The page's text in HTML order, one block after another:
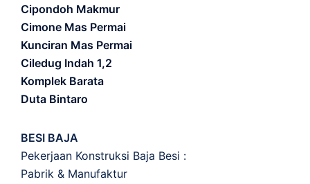
Cipondoh Makmur
Cimone Mas Permai
Kunciran Mas Permai
Ciledug Indah 1,2
Komplek Barata
Duta Bintaro
BESI BAJA
Pekerjaan Konstruksi Baja Besi :
Pabrik & Manufaktur